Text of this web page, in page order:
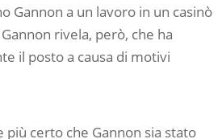
Gannon a un lavoro in un casinò
rivela, però, che ha
il posto a causa di motivi
certo che Gannon sia stato